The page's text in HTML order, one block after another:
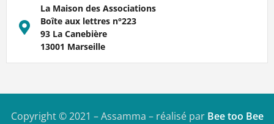
La Maison des Associations
Boîte aux lettres n°223
93 La Canebière
13001 Marseille
Copyright © 2021 – Assamma – réalisé par Bee too Bee